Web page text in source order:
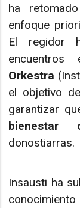
ha
enfoque
El regidor
Orkestra
el objetivo
garantizar
bienestar
donostiarras.
Insausti ha